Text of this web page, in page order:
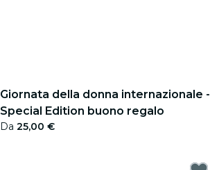
Giornata della donna internazionale -
Special Edition buono regalo
Da 25,00 €